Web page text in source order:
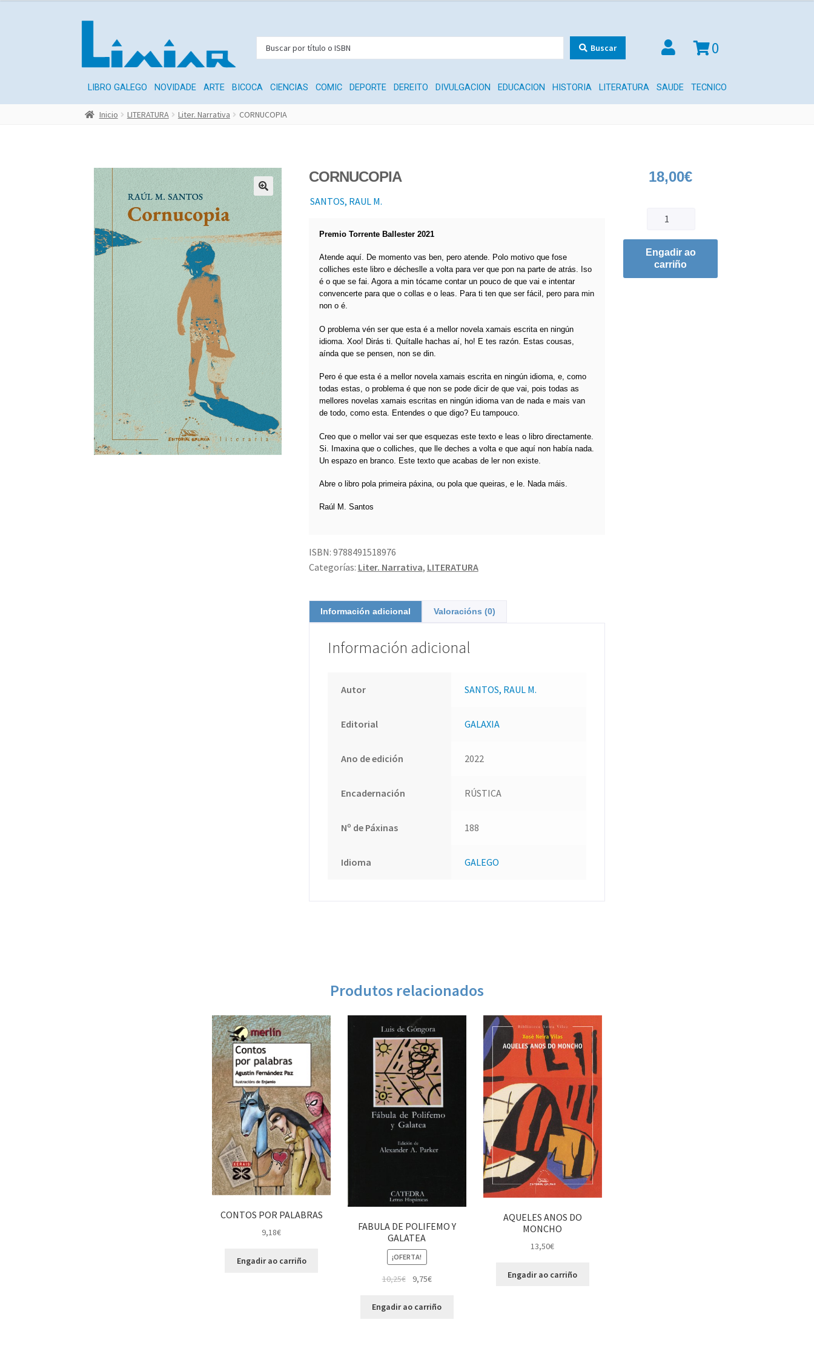
Buscar 0
LIBRO GALEGO NOVIDADE ARTE BICOCA CIENCIAS COMIC DEPORTE DEREITO DIVULGACION EDUCACION HISTORIA LITERATURA SAUDE TECNICO
Inicio LITERATURA Liter. Narrativa CORNUCOPIA
CORNUCOPIA
SANTOS, RAUL M.
Premio Torrente Ballester 2021
Atende aquí. De momento vas ben, pero atende. Polo motivo que fose
colliches este libro e décheslle a volta para ver que pon na parte de atrás. Iso
é o que se fai. Agora a min tócame contar un pouco de que vai e intentar
convencerte para que o collas e o leas. Para ti ten que ser fácil, pero para min
non o é.
O problema vén ser que esta é a mellor novela xamais escrita en ningún
idioma. Xoo! Dirás ti. Quítalle hachas aí, ho! E tes razón. Estas cousas,
aínda que se pensen, non se din.
Pero é que esta é a mellor novela xamais escrita en ningún idioma, e, como
todas estas, o problema é que non se pode dicir de que vai, pois todas as
mellores novelas xamais escritas en ningún idioma van de nada e mais van
de todo, como esta. Entendes o que digo? Eu tampouco.
Creo que o mellor vai ser que esquezas este texto e leas o libro directamente.
Si. Imaxina que o colliches, que lle deches a volta e que aquí non había nada.
Un espazo en branco. Este texto que acabas de ler non existe.
Abre o libro pola primeira páxina, ou pola que queiras, e le. Nada máis.
Raúl M. Santos
ISBN: 9788491518976
Categorías: Liter. Narrativa, LITERATURA
Información adicional Valoracións (0)
Información adicional
Autor SANTOS, RAUL M.
Editorial GALAXIA
Ano de edición 2022
Encadernación RÚSTICA
Nº de Páxinas 188
Idioma GALEGO
18,00€
Engadir ao
carriño
Produtos relacionados
CONTOS POR PALABRAS
9,18€
Engadir ao carriño
FABULA DE POLIFEMO Y
GALATEA
¡OFERTA!
10,25€ 9,75€
Engadir ao carriño
AQUELES ANOS DO
MONCHO
13,50€
Engadir ao carriño